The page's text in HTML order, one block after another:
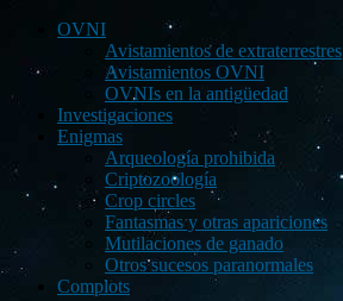
OVNI
Avistamientos de extraterrestres
Avistamientos OVNI
OVNIs en la antigüedad
Investigaciones
Enigmas
Arqueología prohibida
Criptozoología
Crop circles
Fantasmas y otras apariciones
Mutilaciones de ganado
Otros sucesos paranormales
Complots